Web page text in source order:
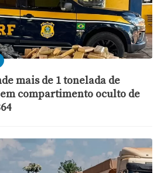
mais de 1 tonelada de
compartimento oculto de